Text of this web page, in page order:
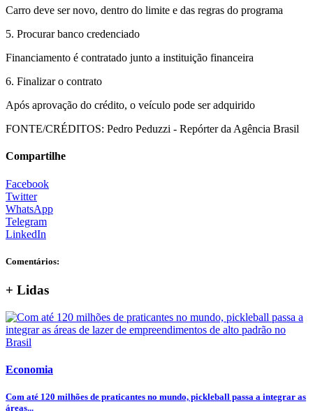
Carro deve ser novo, dentro do limite e das regras do programa
5. Procurar banco credenciado
Financiamento é contratado junto a instituição financeira
6. Finalizar o contrato
Após aprovação do crédito, o veículo pode ser adquirido
FONTE/CRÉDITOS: Pedro Peduzzi - Repórter da Agência Brasil
Compartilhe
Facebook
Twitter
WhatsApp
Telegram
LinkedIn
Comentários:
+ Lidas
Economia
Com até 120 milhões de praticantes no mundo, pickleball passa a integrar as
áreas...